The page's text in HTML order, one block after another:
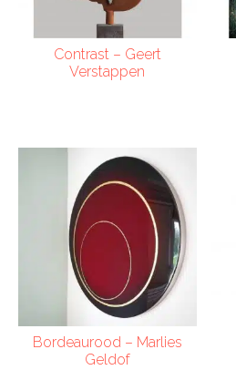
Contrast – Geert
Verstappen
Bordeaurood – Marlies
Geldof